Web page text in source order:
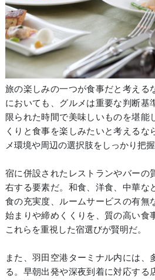
旅の楽しみの一つが食事だと考える
においても、グルメは重要な判断基
限られた時間で美味しいものを堪能
くりと食事を楽しみたいと考えるな
メ環境や周辺の選択肢をしっかり把握
宿に併設されたレストランやバーの
右する要素だ。和食、洋食、中華な
食の充実度、ルームサービスの有無
始まりや締めくくりを、質の高い食
これらを重視した宿選びが賢明だ。
また、羽田空港ターミナル内には、
る。早朝出発や深夜到着に対応する